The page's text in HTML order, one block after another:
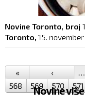
Novine Toronto, broj
Toronto, 15. november
Pages
« ‹ …
568
569 570 571
Novine